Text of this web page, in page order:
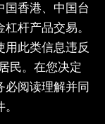
国香港、中国台
杆产品交易。
用此类信息违反
民。在您决定
阅读理解并同